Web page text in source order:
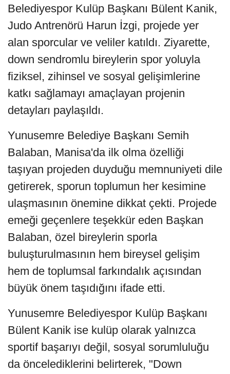
Belediyespor Kulüp Başkanı Bülent Kanik,
Judo Antrenörü Harun İzgi, projede yer
alan sporcular ve veliler katıldı. Ziyarette,
down sendromlu bireylerin spor yoluyla
fiziksel, zihinsel ve sosyal gelişimlerine
katkı sağlamayı amaçlayan projenin
detayları paylaşıldı.
Yunusemre Belediye Başkanı Semih
Balaban, Manisa'da ilk olma özelliği
taşıyan projeden duyduğu memnuniyeti dile
getirerek, sporun toplumun her kesimine
ulaşmasının önemine dikkat çekti. Projede
emeği geçenlere teşekkür eden Başkan
Balaban, özel bireylerin sporla
buluşturulmasının hem bireysel gelişim
hem de toplumsal farkındalık açısından
büyük önem taşıdığını ifade etti.
Yunusemre Belediyespor Kulüp Başkanı
Bülent Kanik ise kulüp olarak yalnızca
sportif başarıyı değil, sosyal sorumluluğu
da öncelediklerini belirterek, "Down